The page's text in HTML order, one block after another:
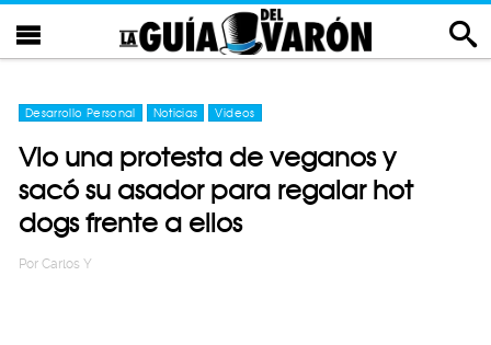
Desarrollo Personal Noticias Videos
Vio una protesta de veganos y
sacó su asador para regalar hot
dogs frente a ellos
Por Carlos Y